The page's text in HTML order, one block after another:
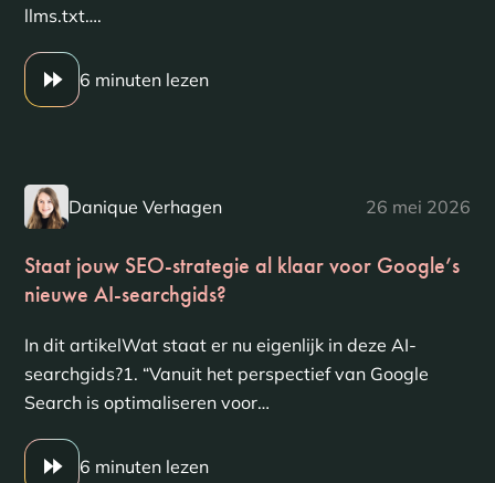
llms.txt….
6 minuten lezen
Danique Verhagen 26 mei 2026
Staat jouw SEO-strategie al klaar voor Google’s
nieuwe AI-searchgids?
In dit artikelWat staat er nu eigenlijk in deze AI-
searchgids?1. “Vanuit het perspectief van Google
Search is optimaliseren voor…
6 minuten lezen